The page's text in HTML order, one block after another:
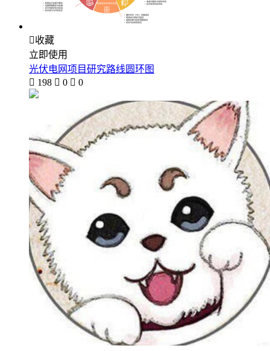
收藏
立即使用
光伏电网项目研究路线圆环图
 198  0  0